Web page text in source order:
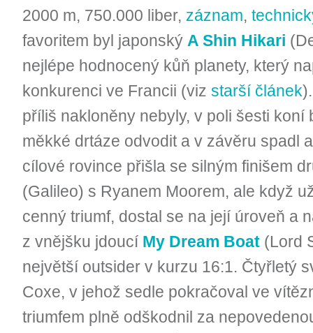
2000 m, 750.000 liber, záznam,
favoritem byl japonský A Shin Hikari
nejlépe hodnocený kůň planety, který
konkurenci ve Francii (viz starší článek
příliš nakloněny nebyly, v poli šesti koní
měkké drtáze odvodit a v závěru spadl
cílové rovince přišla se silným finišem
(Galileo) s Ryanem Moorem, ale když
cenný triumf, dostal se na její úroveň a
z vnějšku jdoucí My Dream Boat (Lord
největší outsider v kurzu 16:1. Čtyřletý
Coxe, v jehož sedle pokračoval ve
triumfem plně odškodnil za